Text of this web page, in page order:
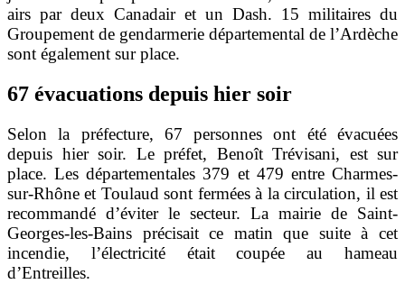
airs par deux Canadair et un Dash. 15 militaires du
Groupement de gendarmerie départemental de l’Ardèche
sont également sur place.
67 évacuations depuis hier soir
Selon la préfecture, 67 personnes ont été évacuées
depuis hier soir. Le préfet, Benoît Trévisani, est sur
place. Les départementales 379 et 479 entre Charmes-
sur-Rhône et Toulaud sont fermées à la circulation, il est
recommandé d’éviter le secteur. La mairie de Saint-
Georges-les-Bains précisait ce matin que suite à cet
incendie, l’électricité était coupée au hameau
d’Entreilles.